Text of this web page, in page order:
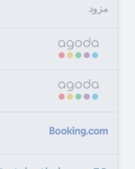
مزود